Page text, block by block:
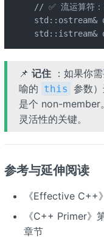
// ✅ 流运算符：
std::ostream&
std::istream&
📌 记住：如果你需
喻的 this 参数
是个 non-member
灵活性的关键。
参考与延伸阅读
《Effective C++
《C++ Primer》
章节